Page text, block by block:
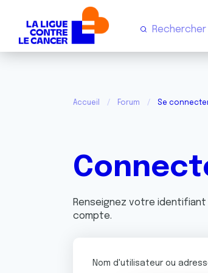
Accueil Forum Se
Renseignez votre
compte.
Nom d'utilisateur ou